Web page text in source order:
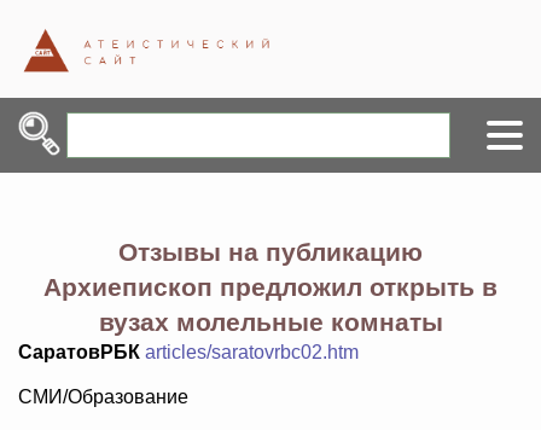
Отзывы на публикацию
Архиепископ предложил открыть в
вузах молельные комнаты
СаратовРБК articles/saratovrbc02.htm
СМИ/Образование